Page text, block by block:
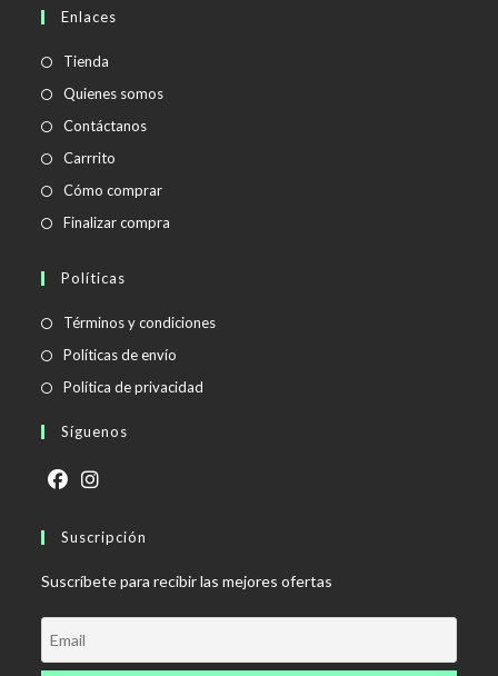
Enlaces
Tienda
Quienes somos
Contáctanos
Carrrito
Cómo comprar
Finalizar compra
Políticas
Términos y condicionesSe
Políticas de envío
abre
Política de privacidad
Síguenos
abre
una
nueva
pestaña
abre
una
nueva
pestaña
Suscripción
Suscríbete para recibir las mejores ofertas